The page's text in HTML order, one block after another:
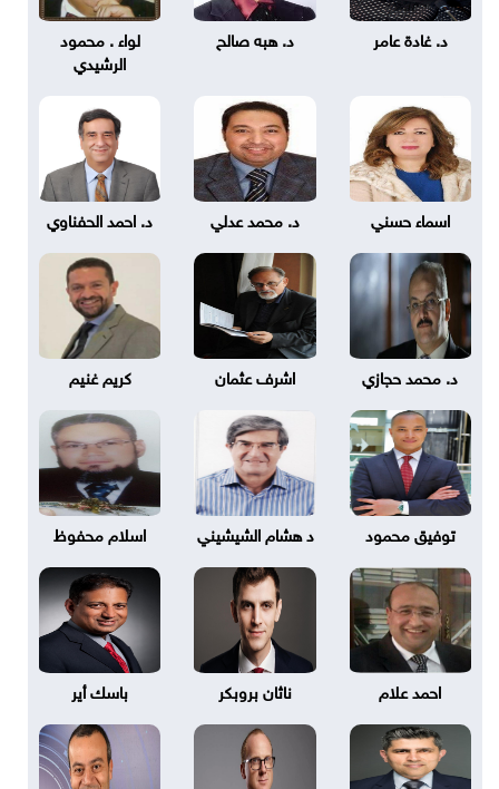
د. غادة عامر د. هبه صالح
لواء . محمود
الرشيدي
اسماء حسني د. محمد عدلي د. احمد الحفناوي
د. محمد حجازي اشرف عثمان كريم غنيم
توفيق محمود د هشام الشيشيني اسلام محفوظ
احمد علام ناثان بروبكر باسك أير